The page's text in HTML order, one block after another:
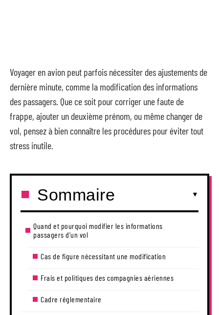
Voyager en avion peut parfois nécessiter des ajustements de
dernière minute, comme la modification des informations
des passagers. Que ce soit pour corriger une faute de
frappe, ajouter un deuxième prénom, ou même changer de
vol, pensez à bien connaître les procédures pour éviter tout
stress inutile.
Sommaire
Quand et pourquoi modifier les informations
passagers d’un vol
Cas de figure nécessitant une modification
Frais et politiques des compagnies aériennes
Cadre réglementaire